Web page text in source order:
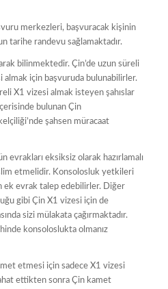
merkezleri, başvuracak kişinin
tarihe randevu sağlamaktadır.
bilinmektedir. Çin’de uzun süreli
almak için başvuruda bulunabilirler.
X1 vizesi almak isteyen şahıslar
bulunan Çin
şahsen müracaat
evrakları eksiksiz olarak hazırlamalı
etmelidir. Konsolosluk yetkileri
ek evrak talep edebilirler. Diğer
gibi Çin X1 vizesi için de
sizi mülakata çağırmaktadır.
konsoloslukta olmanız
etmesi için sadece X1 vizesi
ettikten sonra Çin kamet